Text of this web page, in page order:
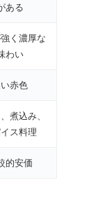
ある
く濃厚な
わい
赤色
煮込み、
ス料理
的安価